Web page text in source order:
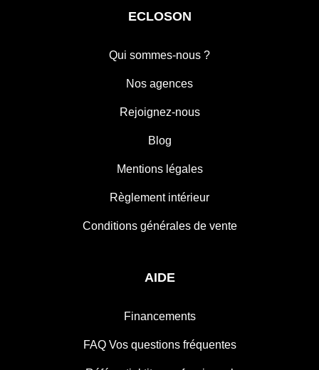
ECLOSON
Qui sommes-nous ?
Nos agences
Rejoignez-nous
Blog
Mentions légales
Règlement intérieur
Conditions générales de vente
AIDE
Financements
FAQ Vos questions fréquentes